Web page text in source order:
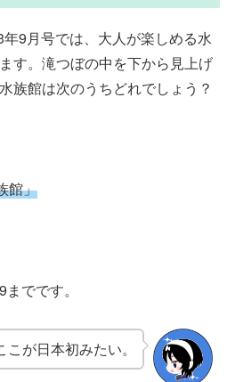
9月号では、大人が楽しめる水
す。滝つぼの中を下から見上げ
族館は次のうちどれでしょう？
館」
でです。
が日本初みたい。